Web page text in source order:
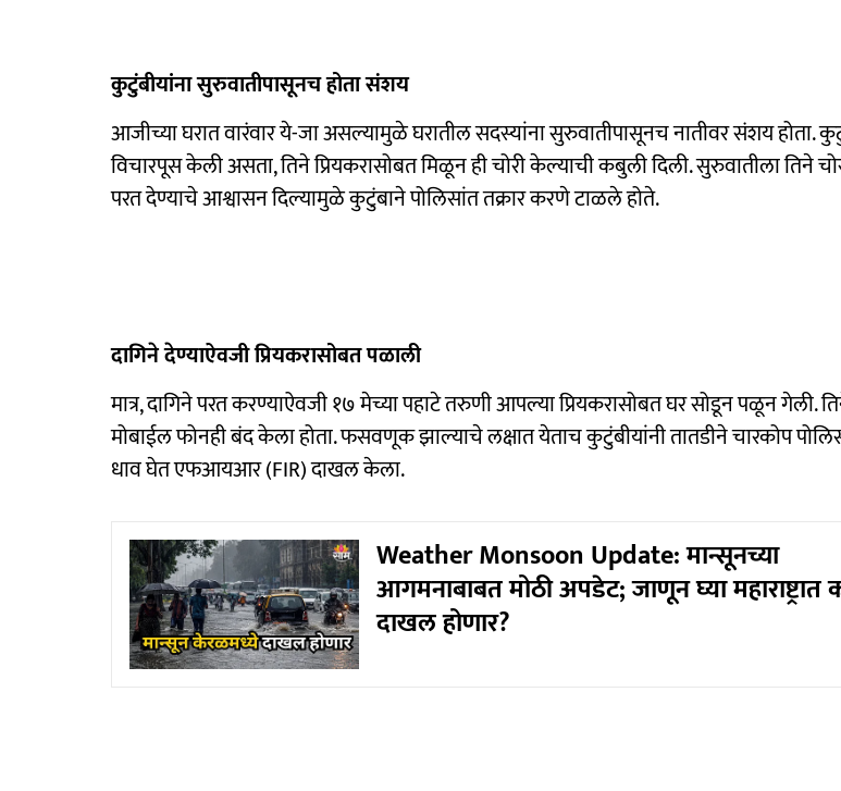
कुटुंबीयांना सुरुवातीपासूनच होता संशय
आजीच्या घरात वारंवार ये-जा असल्यामुळे घरातील सदस्यांना सुरुवातीपासूनच नातीवर संशय होता.
विचारपूस केली असता, तिने प्रियकरासोबत मिळून ही चोरी केल्याची कबुली दिली. सुरुवातीला तिने
परत देण्याचे आश्वासन दिल्यामुळे कुटुंबाने पोलिसांत तक्रार करणे टाळले होते.
दागिने देण्याऐवजी प्रियकरासोबत पळाली
मात्र, दागिने परत करण्याऐवजी १७ मेच्या पहाटे तरुणी आपल्या प्रियकरासोबत घर सोडून पळून गेली.
मोबाईल फोनही बंद केला होता. फसवणूक झाल्याचे लक्षात येताच कुटुंबीयांनी तातडीने चारकोप
धाव घेत एफआयआर (FIR) दाखल केला.
Weather Monsoon Update: मान्सूनच्या
आगमनाबाबत मोठी अपडेट; जाणून घ्या महाराष्ट्रात
दाखल होणार?